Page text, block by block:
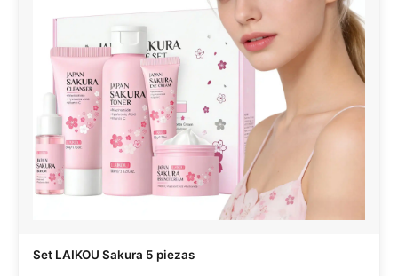
Set LAIKOU Sakura 5 piezas